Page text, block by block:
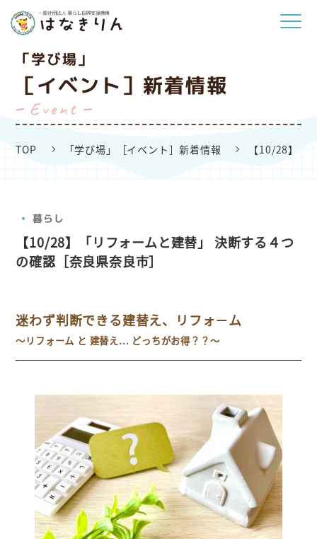
「学び場」
［イベント］新着情報
Event
TOP 「学び場」［イベント］新着情報 【10/28】「
暮らし
【10/28】「リフォームと建替」 決断する４つ
の確認［奈良県奈良市］
迷わず判断できる建替え、リフォ－ム
～リフォーム と 建替え... どっちがお得？？～